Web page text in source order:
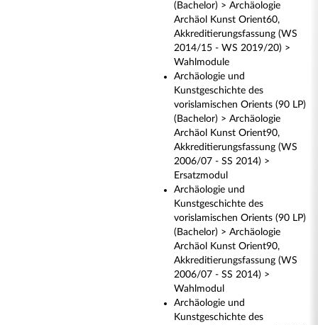
(Bachelor) > Archäologie
Archäol Kunst Orient60,
Akkreditierungsfassung (WS
2014/15 - WS 2019/20) >
Wahlmodule
Archäologie und
Kunstgeschichte des
vorislamischen Orients (90 LP)
(Bachelor) > Archäologie
Archäol Kunst Orient90,
Akkreditierungsfassung (WS
2006/07 - SS 2014) >
Ersatzmodul
Archäologie und
Kunstgeschichte des
vorislamischen Orients (90 LP)
(Bachelor) > Archäologie
Archäol Kunst Orient90,
Akkreditierungsfassung (WS
2006/07 - SS 2014) >
Wahlmodul
Archäologie und
Kunstgeschichte des